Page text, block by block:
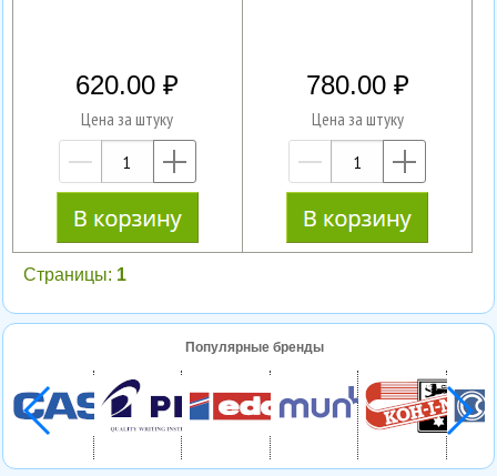
620.00
Цена за штуку
—
780.00
Цена за штуку
—
Страницы: 1
Популярные бренды